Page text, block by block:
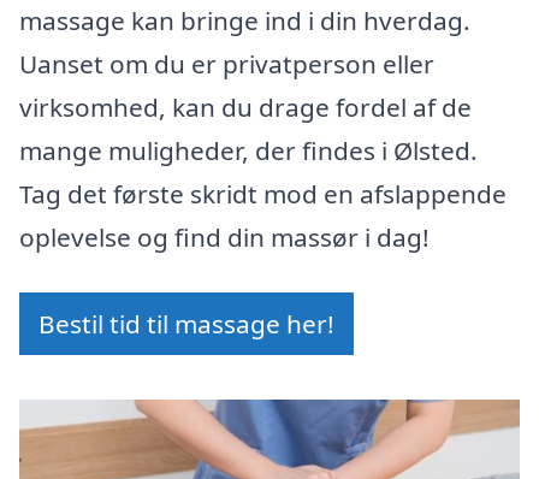
massage kan bringe ind i din hverdag.
Uanset om du er privatperson eller
virksomhed, kan du drage fordel af de
mange muligheder, der findes i Ølsted.
Tag det første skridt mod en afslappende
oplevelse og find din massør i dag!
Bestil tid til massage her!